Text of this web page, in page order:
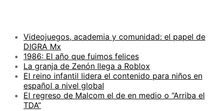
Videojuegos, academia y comunidad: el papel de
DIGRA Mx
1986: El año que fuimos felices
La granja de Zenón llega a Roblox
El reino infantil lidera el contenido para niños en
español a nivel global
El regreso de Malcom el de en medio o “Arriba el
TDA”